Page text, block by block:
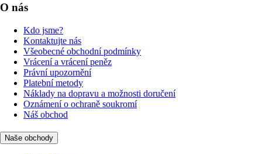
O nás
Kdo jsme?
Kontaktujte nás
Všeobecné obchodní podmínky
Vrácení a vrácení peněz
Právní upozornění
Platební metody
Náklady na dopravu a možnosti doručení
Oznámení o ochraně soukromí
Náš obchod
Naše obchody